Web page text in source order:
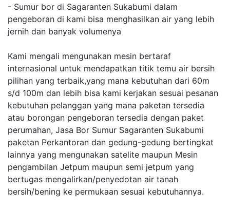
- Sumur bor di Sagaranten Sukabumi dalam
pengeboran di kami bisa menghasilkan air yang lebih
jernih dan banyak volumenya
Kami mengali mengunakan mesin bertaraf
internasional untuk mendapatkan titik temu air bersih
pilihan yang terbaik,yang mana kebutuhan dari 60m
s/d 100m dan lebih bisa kami kerjakan sesuai pesanan
kebutuhan pelanggan yang mana paketan tersedia
atau borongan pengeboran tersedia dengan paket
perumahan, Jasa Bor Sumur Sagaranten Sukabumi
paketan Perkantoran dan gedung-gedung bertingkat
lainnya yang mengunakan satelite maupun Mesin
pengambilan Jetpum maupun semi jetpum yang
bertugas mengalirkan/penyedotan air tanah
bersih/bening ke permukaan sesuai kebutuhannya.